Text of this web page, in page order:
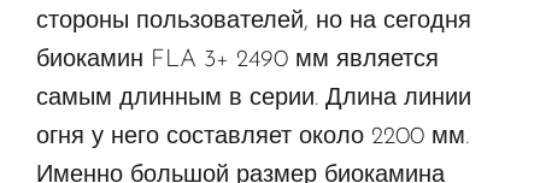
стороны пользователей, но на сегодня
биокамин FLA 3+ 2490 мм является
самым длинным в серии. Длина линии
огня у него составляет около 2200 мм.
Именно большой размер биокамина